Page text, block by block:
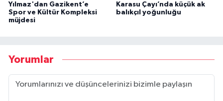
Yılmaz'dan Gazikent’e
Spor ve Kültür Kompleksi
müjdesi
Karasu Çayı’nda küçük ak
balıkçıl yoğunluğu
Yorumlar